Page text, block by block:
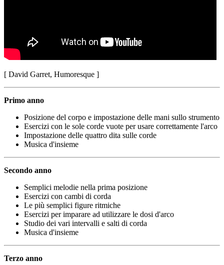
[ David Garret, Humoresque ]
Primo anno
Posizione del corpo e impostazione delle mani sullo strumento
Esercizi con le sole corde vuote per usare correttamente l'arco
Impostazione delle quattro dita sulle corde
Musica d'insieme
Secondo anno
Semplici melodie nella prima posizione
Esercizi con cambi di corda
Le più semplici figure ritmiche
Esercizi per imparare ad utilizzare le dosi d'arco
Studio dei vari intervalli e salti di corda
Musica d'insieme
Terzo anno